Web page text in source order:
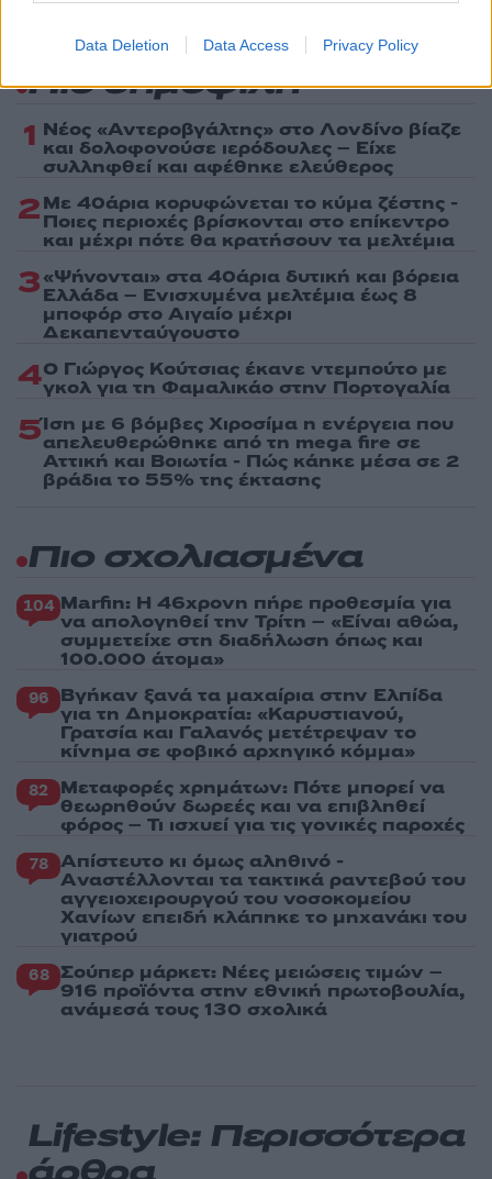
Data Deletion Data Access Privacy Policy
Πιο δημοφιλή
1 Νέος «Αντεροβγάλτης» στο Λονδίνο βίαζε
και δολοφονούσε ιερόδουλες – Είχε
συλληφθεί και αφέθηκε ελεύθερος
2Με 40άρια κορυφώνεται το κύμα ζέστης -
Ποιες περιοχές βρίσκονται στο επίκεντρο
και μέχρι πότε θα κρατήσουν τα μελτέμια
3«Ψήνονται» στα 40άρια δυτική και βόρεια
Ελλάδα – Ενισχυμένα μελτέμια έως 8
μποφόρ στο Αιγαίο μέχρι
Δεκαπενταύγουστο
4Ο Γιώργος Κούτσιας έκανε ντεμπούτο με
γκολ για τη Φαμαλικάο στην Πορτογαλία
5Ίση με 6 βόμβες Χιροσίμα η ενέργεια που
απελευθερώθηκε από τη mega fire σε
Αττική και Βοιωτία - Πώς κάηκε μέσα σε 2
βράδια το 55% της έκτασης
Πιο σχολιασμένα
104 Marfin: Η 46χρονη πήρε προθεσμία για
να απολογηθεί την Τρίτη – «Είναι αθώα,
συμμετείχε στη διαδήλωση όπως και
100.000 άτομα»
96 Βγήκαν ξανά τα μαχαίρια στην Ελπίδα
για τη Δημοκρατία: «Καρυστιανού,
Γρατσία και Γαλανός μετέτρεψαν το
κίνημα σε φοβικό αρχηγικό κόμμα»
82 Μεταφορές χρημάτων: Πότε μπορεί να
θεωρηθούν δωρεές και να επιβληθεί
φόρος – Τι ισχυεί για τις γονικές παροχές
78 Απίστευτο κι όμως αληθινό -
Aναστέλλονται τα τακτικά ραντεβού του
αγγειοχειρουργού του νοσοκομείου
Χανίων επειδή κλάπηκε το μηχανάκι του
γιατρού
68 Σούπερ μάρκετ: Νέες μειώσεις τιμών –
916 προϊόντα στην εθνική πρωτοβουλία,
ανάμεσά τους 130 σχολικά
Lifestyle: Περισσότερα